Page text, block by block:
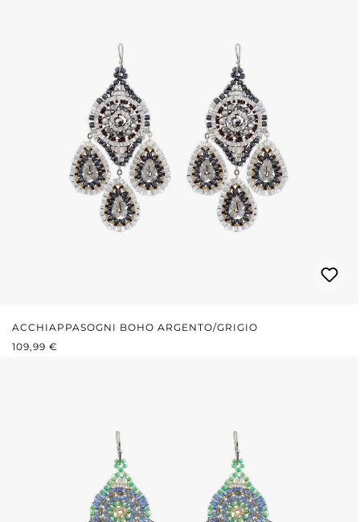
ACCHIAPPASOGNI BOHO ARGENTO/GRIGIO
PREZZO NORMALE:
109,99 €